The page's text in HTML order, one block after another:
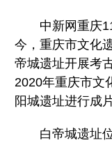
中新网重庆11
今，重庆市文化
帝城遗址开展考
2020年重庆市文
阳城遗址进行成
白帝城遗址位